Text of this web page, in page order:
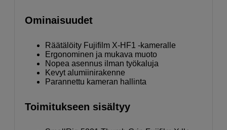
Ominaisuudet
Räätälöity Fujifilm X-HF1 -kameralle
Ergonominen ja mukava muoto
Nopea asennus ilman työkaluja
Kevyt alumiinirakenne
Parannettu kameran hallinta
Toimitukseen sisältyy